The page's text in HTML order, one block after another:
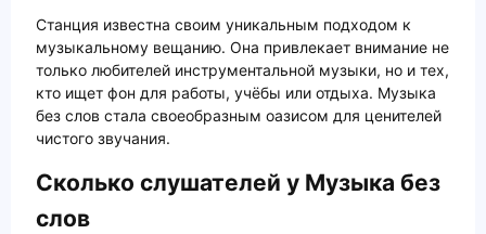
Станция известна своим уникальным подходом к
музыкальному вещанию. Она привлекает внимание не
только любителей инструментальной музыки, но и тех,
кто ищет фон для работы, учёбы или отдыха. Музыка
без слов стала своеобразным оазисом для ценителей
чистого звучания.
Сколько слушателей у Музыка без
слов